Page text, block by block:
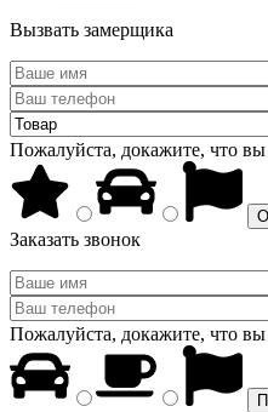
Вызвать замерщика
Пожалуйста, докажите, что
Заказать звонок
Пожалуйста, докажите, что